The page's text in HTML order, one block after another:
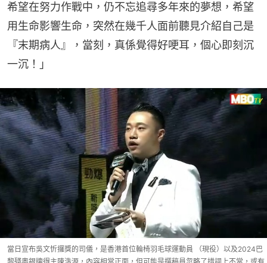
希望在努力作戰中，仍不忘追尋多年來的夢想，希望
用生命影響生命，突然在幾千人面前聽見介紹自己是
『末期病人』，當刻，真係覺得好哽耳，個心即刻沉
一沉！」
當日宣布吳文忻攞獎的司儀，是香港首位輪椅羽毛球運動員 （現役）以及2024巴